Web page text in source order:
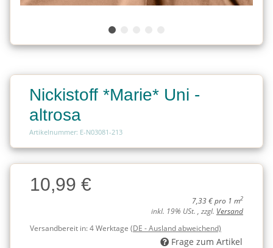
Nickistoff *Marie* Uni -
altrosa
Artikelnummer: E-N03081-213
Charge
Charge10,99 €
7,33 € pro 1 m2
inkl. 19% USt. , zzgl. Versand
Versandbereit in:4 Werktage (DE - Ausland abweichend)
Frage zum Artikel